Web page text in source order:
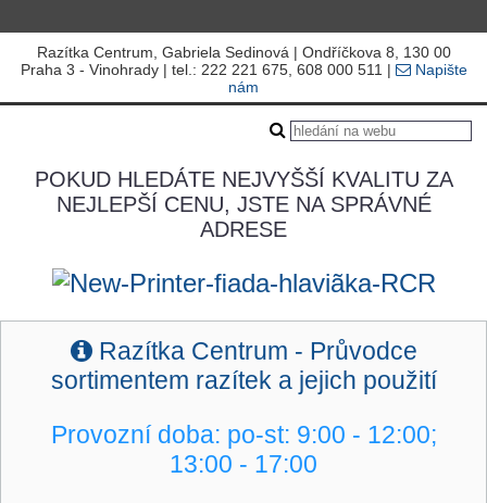
Razítka Centrum, Gabriela Sedinová | Ondříčkova 8, 130 00
Praha 3 - Vinohrady | tel.: 222 221 675, 608 000 511 |
Napište
nám
POKUD HLEDÁTE NEJVYŠŠÍ KVALITU ZA
NEJLEPŠÍ CENU, JSTE NA SPRÁVNÉ
ADRESE
Razítka Centrum - Průvodce
sortimentem razítek a jejich použití
Provozní doba: po-st: 9:00 - 12:00;
13:00 - 17:00